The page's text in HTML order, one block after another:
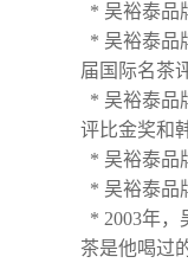
* 吴裕泰品
* 吴裕泰品
届国际名茶
* 吴裕泰品
评比金奖和
* 吴裕泰品
* 吴裕泰品
* 2003年，
茶是他喝过